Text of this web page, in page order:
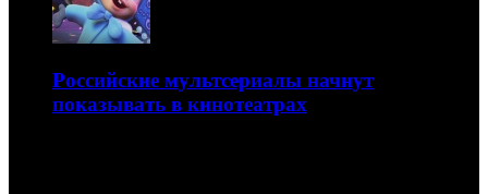
Российские мультсериалы начнут
показывать в кинотеатрах